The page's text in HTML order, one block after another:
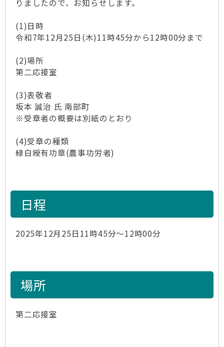
りましたので、お知らせします。
(1)日時
令和7年12月25日(木)11時45分から12時00分まで
(2)場所
第二応接室
(3)表敬者
坂本 誠治 氏 南部町
※受章者の概要は別紙のとおり
(4)受章の種類
緑白綬有功章(農事功労者)
日程
2025年12月25日11時45分～12時00分
場所
第二応接室